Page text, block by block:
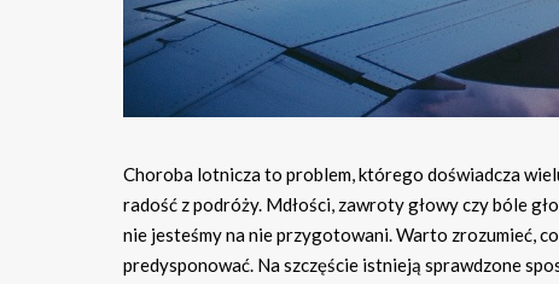
Choroba lotnicza to problem, którego doświadcza
radość z podróży. Mdłości, zawroty głowy czy bóle
nie jesteśmy na nie przygotowani. Warto zrozumieć,
predysponować. Na szczęście istnieją sprawdzone